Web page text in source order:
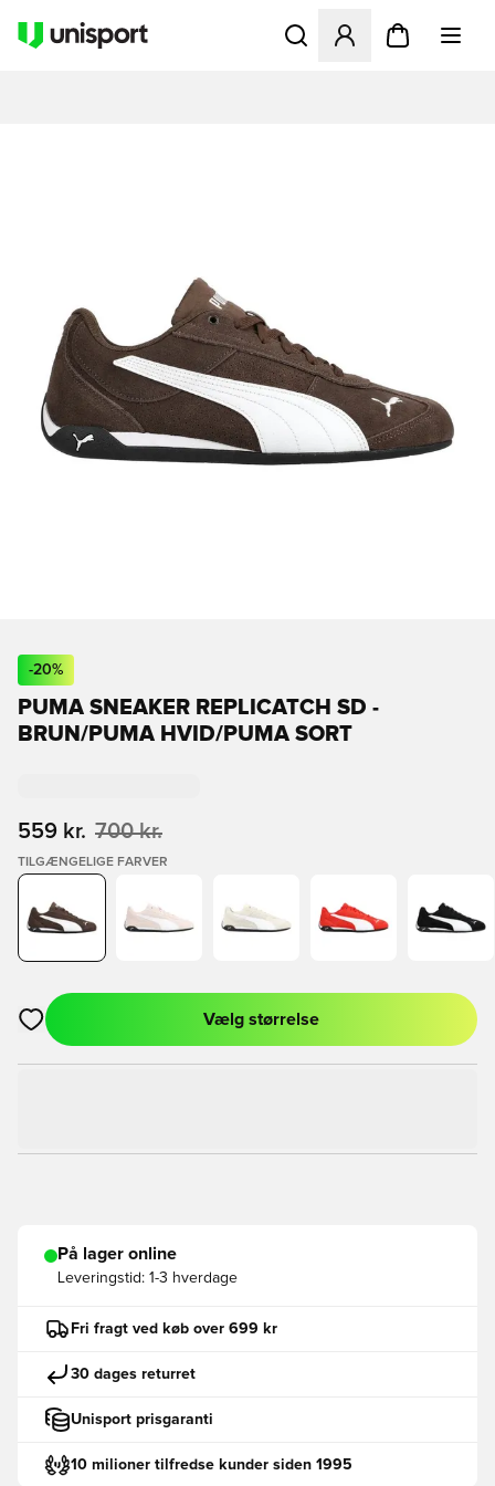
Åbner en Modal til at
-20%
PUMA SNEAKER REPLICATCH SD -
BRUN/PUMA HVID/PUMA SORT
559 kr. 700 kr.
TILGÆNGELIGE FARVER
Åbner en Modal til at logge ind eller tilmelde dig som medlem
Vælg størrelse
På lager online
Leveringstid: 1-3 hverdage
Fri fragt ved køb over 699 kr
30 dages returret
Unisport prisgaranti
10 milioner tilfredse kunder siden 1995